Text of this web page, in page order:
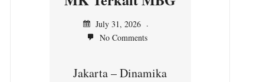
Jakarta – Dinamika